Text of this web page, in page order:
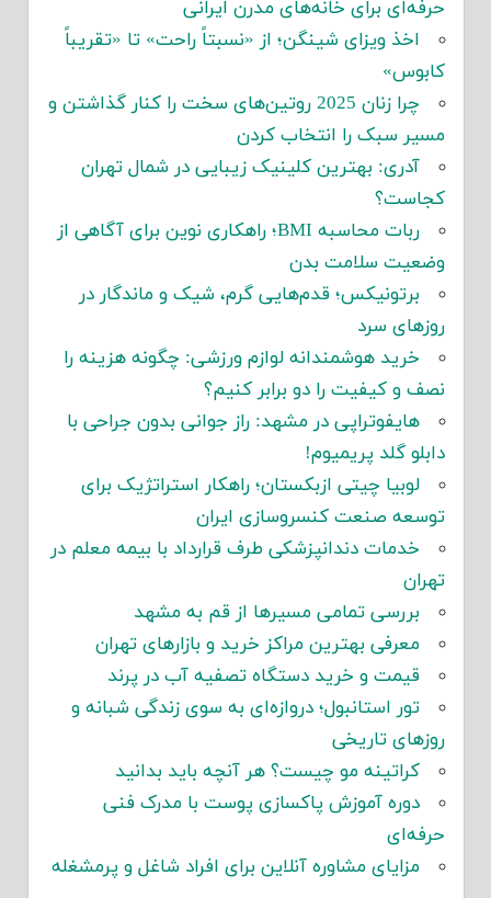
حرفه‌ای برای خانه‌های مدرن ایرانی
اخذ ویزای شینگن؛ از «نسبتاً راحت» تا «تقریباً
کابوس»
چرا زنان 2025 روتین‌های سخت را کنار گذاشتن و
مسیر سبک را انتخاب کردن
آدری: بهترین کلینیک زیبایی در شمال تهران
کجاست؟
ربات محاسبه BMI؛ راهکاری نوین برای آگاهی از
وضعیت سلامت بدن
برتونیکس؛ قدم‌هایی گرم، شیک و ماندگار در
روزهای سرد
خرید هوشمندانه لوازم ورزشی: چگونه هزینه را
نصف و کیفیت را دو برابر کنیم؟
هایفوتراپی در مشهد: راز جوانی بدون جراحی با
دابلو گلد پریمیوم!
لوبیا چیتی ازبکستان؛ راهکار استراتژیک برای
توسعه صنعت کنسروسازی ایران
خدمات دندانپزشکی طرف قرارداد با بیمه معلم در
تهران
بررسی تمامی مسیرها از قم به مشهد
معرفی بهترین مراکز خرید و بازارهای تهران
قیمت و خرید دستگاه تصفیه آب در پرند
تور استانبول؛ دروازه‌ای به سوی زندگی شبانه و
روزهای تاریخی
کراتینه مو چیست؟ هر آنچه باید بدانید
دوره آموزش پاکسازی پوست با مدرک فنی
حرفه‌ای
مزایای مشاوره آنلاین برای افراد شاغل و پرمشغله